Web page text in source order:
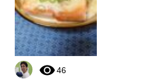
46